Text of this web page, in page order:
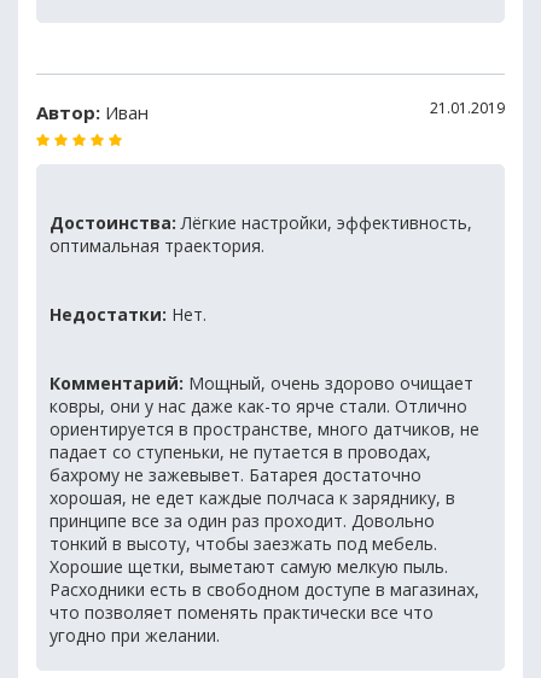
Автор: Иван 21.01.2019
Достоинства: Лёгкие настройки, эффективность,
оптимальная траектория.
Недостатки: Нет.
Комментарий: Мощный, очень здорово очищает
ковры, они у нас даже как-то ярче стали. Отлично
ориентируется в пространстве, много датчиков, не
падает со ступеньки, не путается в проводах,
бахрому не зажевывет. Батарея достаточно
хорошая, не едет каждые полчаса к заряднику, в
принципе все за один раз проходит. Довольно
тонкий в высоту, чтобы заезжать под мебель.
Хорошие щетки, выметают самую мелкую пыль.
Расходники есть в свободном доступе в магазинах,
что позволяет поменять практически все что
угодно при желании.